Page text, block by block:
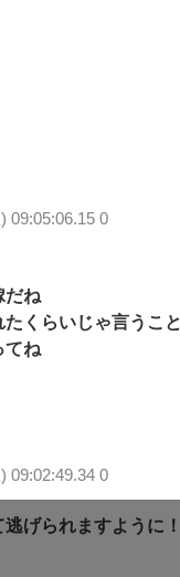
09:05:06.15 0
だね
くらいじゃ言うこ
てね
09:02:49.34 0
げられますように！